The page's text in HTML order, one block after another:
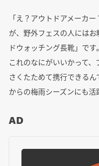
「え？アウトドアメーカ
が、野外フェスの人には
ドウォッチング長靴」です。
これのなにがいいかって
さくたためて携行できる
からの梅雨シーズンにも活
AD